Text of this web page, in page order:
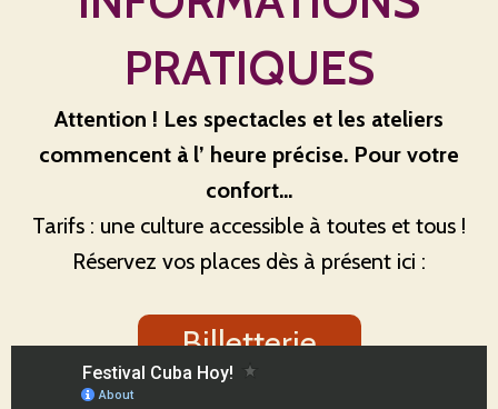
PRATIQUES
Attention ! Les spectacles et les ateliers
commencent à l’ heure précise. Pour votre
confort…
Tarifs : une culture accessible à toutes et tous !
Réservez vos places dès à présent ici :
Billetterie
Allez-y avec Tisséo !
Calculer mon itinéraire
Retrouvez tous les lieux et les différents accès sur cette carte interactive.